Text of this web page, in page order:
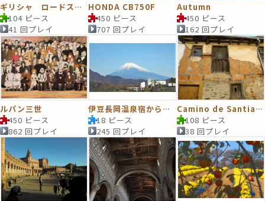
ギリシャ ロードス島の教会
104 ピース
41 回プレイ
HONDA CB750F
450 ピース
707 回プレイ
Autumn
450 ピース
162 回プレイ
ルパン三世
450 ピース
862 回プレイ
伊豆長岡温泉宿から見た 富士山
18 ピース
245 回プレイ
Camino de Santiago 8 セル・アセボで見つけた廃屋
108 ピース
38 回プレイ